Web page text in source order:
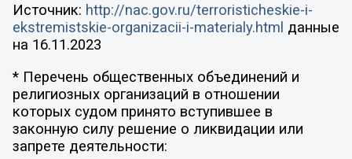
Источник: http://nac.gov.ru/terroristicheskie-i-
ekstremistskie-organizacii-i-materialy.html данные
на 16.11.2023
* Перечень общественных объединений и
религиозных организаций в отношении
которых судом принято вступившее в
законную силу решение о ликвидации или
запрете деятельности: